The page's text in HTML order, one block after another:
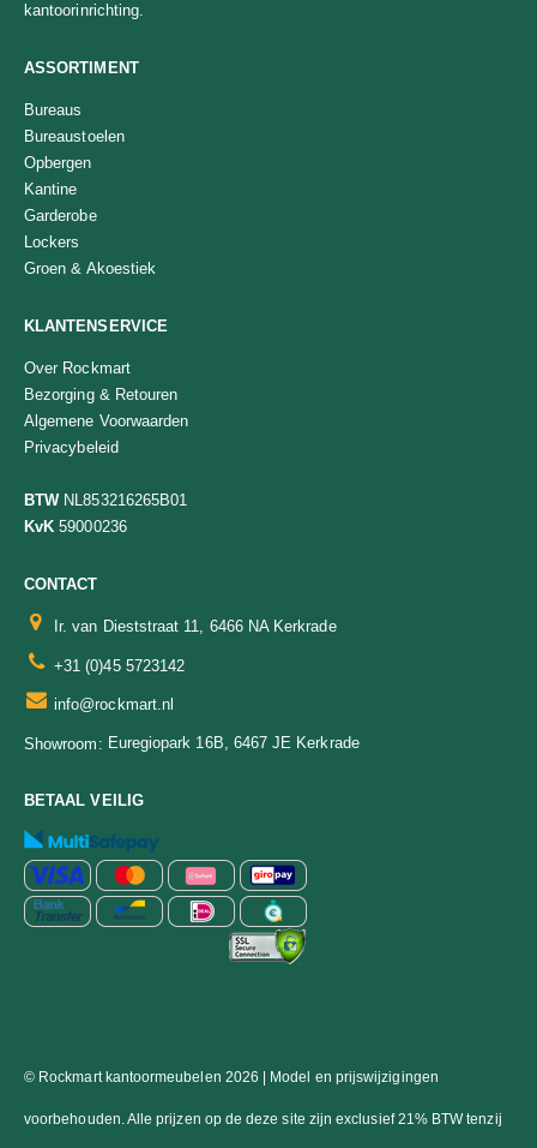
kantoorinrichting.
ASSORTIMENT
Bureaus
Bureaustoelen
Opbergen
Kantine
Garderobe
Lockers
Groen & Akoestiek
KLANTENSERVICE
Over Rockmart
Bezorging & Retouren
Algemene Voorwaarden
Privacybeleid
BTWNL853216265B01
KvK 59000236
CONTACT
Ir. van Dieststraat 11, 6466 NA Kerkrade
+31 (0)45 5723142
info@rockmart.nl
Showroom: Euregiopark 16B, 6467 JE Kerkrade
BETAAL VEILIG
© Rockmart kantoormeubelen 2026 | Model en prijswijzigingen
voorbehouden. Alle prijzen op de deze site zijn exclusief 21% BTW tenzij